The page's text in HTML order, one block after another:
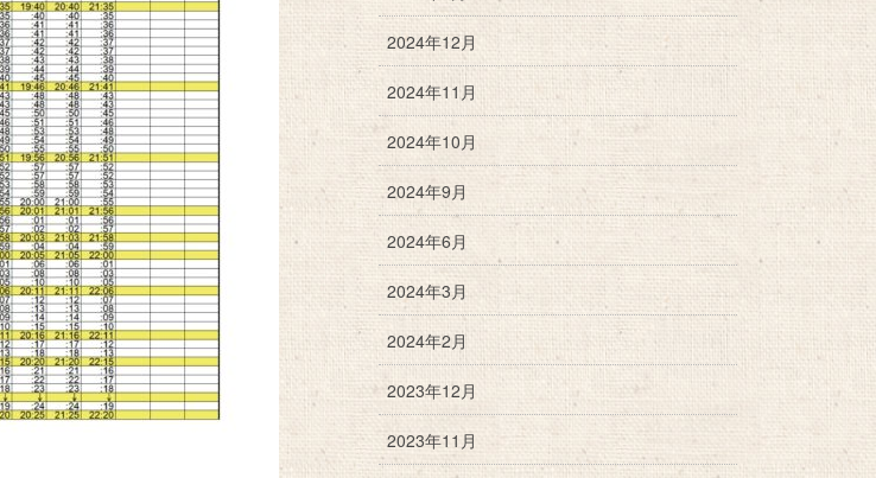
2024年12月
2024年11月
2024年10月
2024年9月
2024年6月
2024年3月
2024年2月
2023年12月
2023年11月